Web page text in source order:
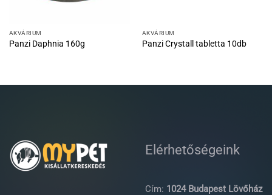
AKVÁRIUM
Panzi Daphnia 160g
AKVÁRIUM
Panzi Crystall tabletta 10db
Elérhetőségeink
Cím: 1024 Budapest Lövőház